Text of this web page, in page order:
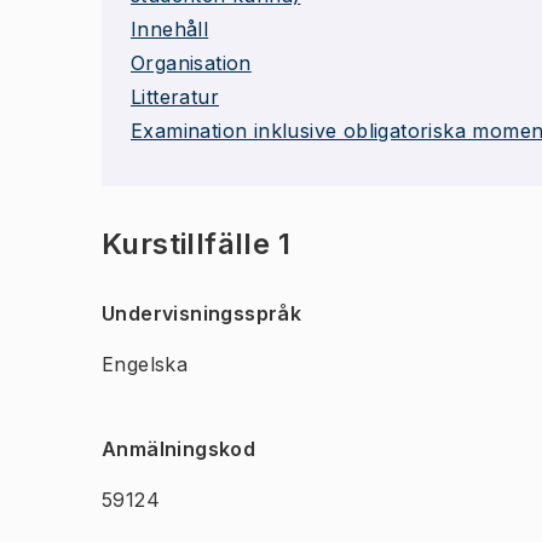
Innehåll
Organisation
Litteratur
Examination inklusive obligatoriska
Kurstillfälle 1
Undervisningsspråk
Engelska
Anmälningskod
59124